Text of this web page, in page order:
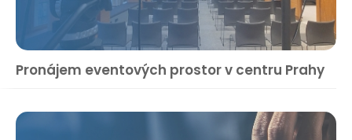
Pronájem eventových prostor v centru Prahy